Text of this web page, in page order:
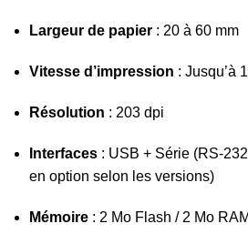
Largeur de papier : 20 à 60 mm
Vitesse d’impression : Jusqu’à
Résolution : 203 dpi
Interfaces : USB + Série (RS-
en option selon les versions)
Mémoire : 2 Mo Flash / 2 Mo RAM